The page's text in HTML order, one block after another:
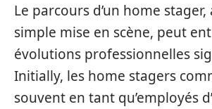
Le parcours d’un home
simple mise en scène, peut
évolutions professionnelles
Initially, les home stagers
souvent en tant qu’employés